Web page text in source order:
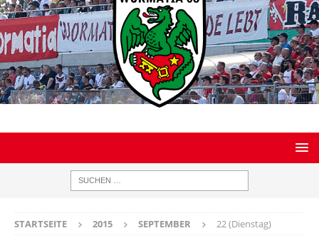
STARTSEITE 2015 SEPTEMBER 22 (Dienstag)